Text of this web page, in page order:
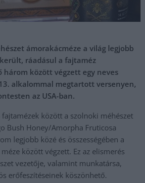
ámorakácméze a világ legjobb
ráadásul a fajtaméz
három között végzett egy neves
alkalommal megtartott versenyen,
az USA-ban.
között a szolnoki méhészet
Bush Honey/Amorpha Fruticosa
legjobb közé és összességében a
között végzett. Ez az elismerés
vezetője, valamint munkatársa,
erőfeszítéseinek köszönhető.